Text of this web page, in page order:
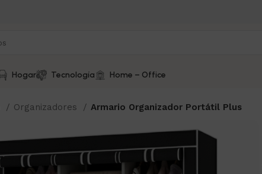
Hogar Tecnología Home – Office
Organizadores Armario Organizador Portátil Plus